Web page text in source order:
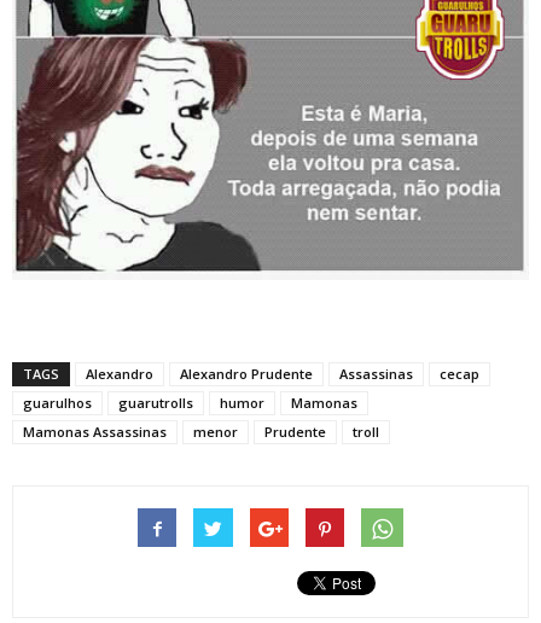
TAGS Alexandro Alexandro Prudente‎ Assassinas
cecap
guarulhos
guarutrolls humor
Mamonas
Mamonas Assassinas
menor Prudente‎ troll